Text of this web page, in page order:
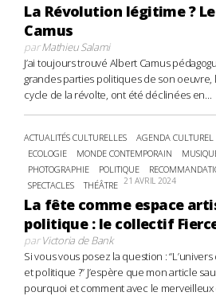
La Révolution légitime ?
Camus
parMathieu Salami
J’ai toujours trouvé Albert Camus
grandes parties politiques de son oeuvre,
cycle de la révolte, ont été déclinées en...
ACTUALITÉS CULTURELLES AGENDA CULTUREL
ECOLOGIE
MONDE CONTEMPORAIN
PHOTOGRAPHIE
POLITIQUE
SPECTACLES
THÉÂTRE 21 AVRIL 2024
La fête comme espace
politique : le collectif
parVictoria de Bank
Si vous vous posez la question :
et politique ?” J’espère que mon article
pourquoi et comment avec le merveilleux